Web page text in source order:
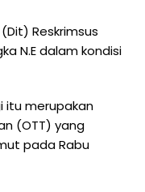
Reskrimsus
N.E dalam kondisi
itu merupakan
(OTT) yang
pada Rabu